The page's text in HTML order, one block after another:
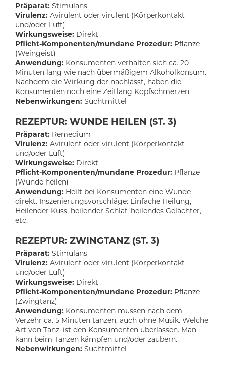
Präparat: Stimulans
Virulenz: Avirulent oder virulent (Körperkontakt
und/oder Luft)
Wirkungsweise: Direkt
Pflicht-Komponenten/mundane Prozedur: Pflanze
(Weingeist)
Anwendung: Konsumenten verhalten sich ca. 20
Minuten lang wie nach übermäßigem Alkoholkonsum.
Nachdem die Wirkung der nachlässt, haben die
Konsumenten noch eine Zeitlang Kopfschmerzen
Nebenwirkungen: Suchtmittel
REZEPTUR: WUNDE HEILEN (ST. 3)
Präparat: Remedium
Virulenz: Avirulent oder virulent (Körperkontakt
und/oder Luft)
Wirkungsweise: Direkt
Pflicht-Komponenten/mundane Prozedur: Pflanze
(Wunde heilen)
Anwendung: Heilt bei Konsumenten eine Wunde
direkt. Inszenierungsvorschläge: Einfache Heilung,
Heilender Kuss, heilender Schlaf, heilendes Gelächter,
etc.
REZEPTUR: ZWINGTANZ (ST. 3)
Präparat: Stimulans
Virulenz: Avirulent oder virulent (Körperkontakt
und/oder Luft)
Wirkungsweise: Direkt
Pflicht-Komponenten/mundane Prozedur: Pflanze
(Zwingtanz)
Anwendung: Konsumenten müssen nach dem
Verzehr ca. 5 Minuten tanzen, auch ohne Musik. Welche
Art von Tanz, ist den Konsumenten überlassen. Man
kann beim Tanzen kämpfen und/oder zaubern.
Nebenwirkungen: Suchtmittel